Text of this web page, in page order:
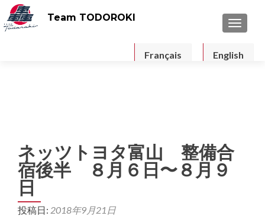
ナビゲ
Team TODOROKI
English
Français
ネッツトヨタ富山 整備合
宿後半 ８月６日〜８月９
日
投稿日: 2018年9月21日